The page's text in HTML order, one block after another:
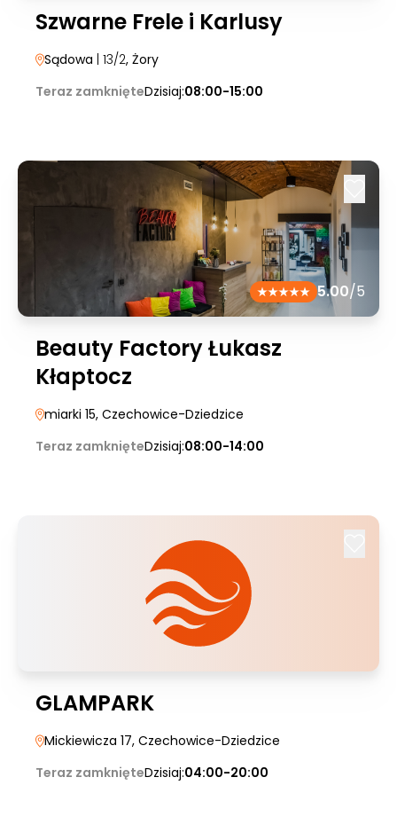
Szwarne Frele i Karlusy
Sądowa | 13/2, Żory
Teraz zamknięteDzisiaj:08:00-15:00
5.00/5
Beauty Factory Łukasz
Kłaptocz
miarki 15, Czechowice-Dziedzice
Teraz zamknięteDzisiaj:08:00-14:00
GLAMPARK
Mickiewicza 17, Czechowice-Dziedzice
Teraz zamknięteDzisiaj:04:00-20:00